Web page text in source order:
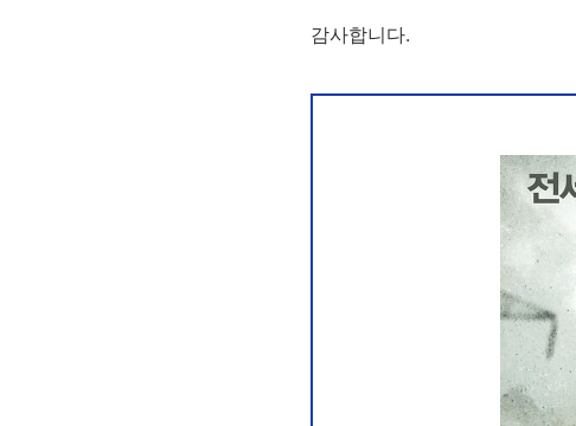
감사합니다.